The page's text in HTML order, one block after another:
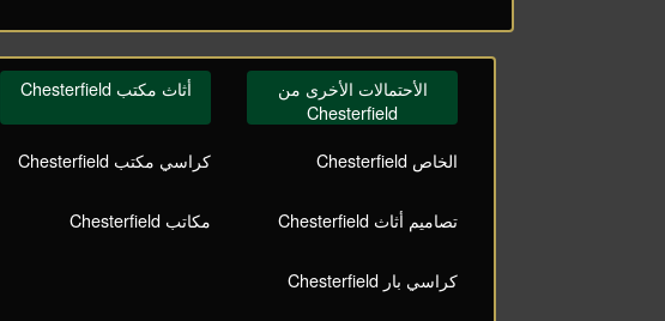
أثاث مكتب Chesterfield
كراسي مكتب Chesterfield
مكاتب Chesterfield
الأحتمالات الأخرى من
Chesterfield
الخاص Chesterfield
تصاميم أثاث Chesterfield
كراسي بار Chesterfield